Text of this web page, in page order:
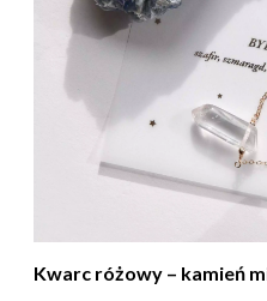
Kwarc różowy – kamień